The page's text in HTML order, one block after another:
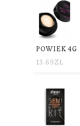
POWIEK 4G
13.69ZŁ